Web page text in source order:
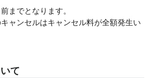
までとなります。
ャンセルはキャンセル料が全額発生い
て